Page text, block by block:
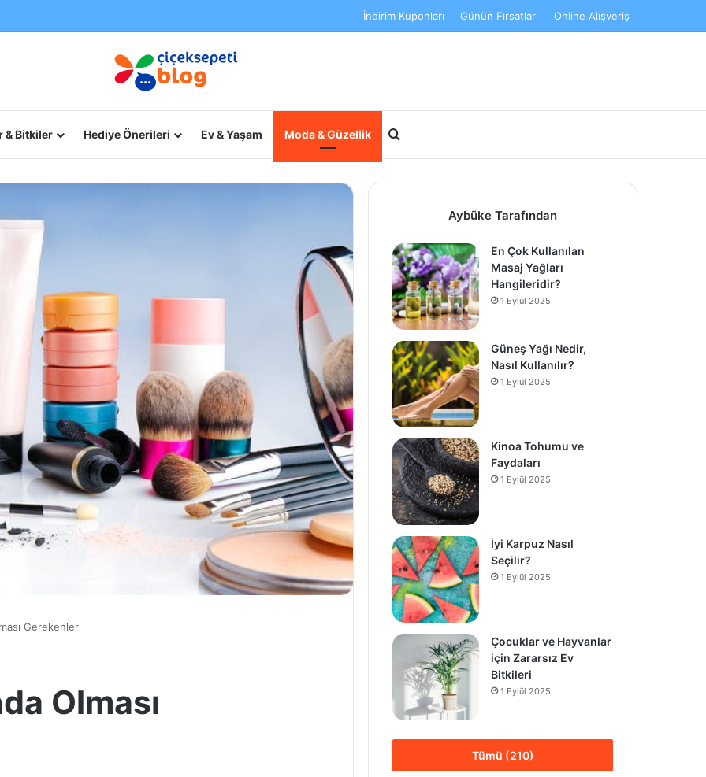
İndirim Kuponları Günün Fırsatları Online Alışveriş
& Bitkiler Hediye Önerileri Ev & Yaşam Moda & Güzellik Arama yap ...
Gerekenler
Olması
Aybüke Tarafından
En Çok Kullanılan
Masaj Yağları
Hangileridir?
1 Eylül 2025
Güneş Yağı Nedir,
Nasıl Kullanılır?
1 Eylül 2025
Kinoa Tohumu ve
Faydaları
1 Eylül 2025
İyi Karpuz Nasıl
Seçilir?
1 Eylül 2025
Çocuklar ve Hayvanlar
için Zararsız Ev
Bitkileri
1 Eylül 2025
Tümü (210)